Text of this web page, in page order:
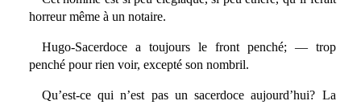
horreur même à un notaire.
Hugo-Sacerdoce a toujours le front penché; — trop
penché pour rien voir, excepté son nombril.
Qu’est-ce qui n’est pas un sacerdoce aujourd’hui? La